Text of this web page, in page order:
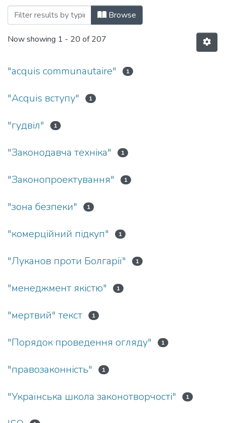
Browsing Дні науки Національного
Browse
Now showing 1 - 20 of 207
"acquis communautaire" 1
"Acquis вступу" 1
"гудвіл" 1
"Законодавча техніка" 1
"Законопроектування" 1
"зона безпеки" 1
"комерційний підкуп" 1
"Луканов проти Болгарії" 1
"менеджмент якістю" 1
"мертвий" текст 1
"Порядок проведення огляду" 1
"правозаконність" 1
"Українська школа законотворчості" 1